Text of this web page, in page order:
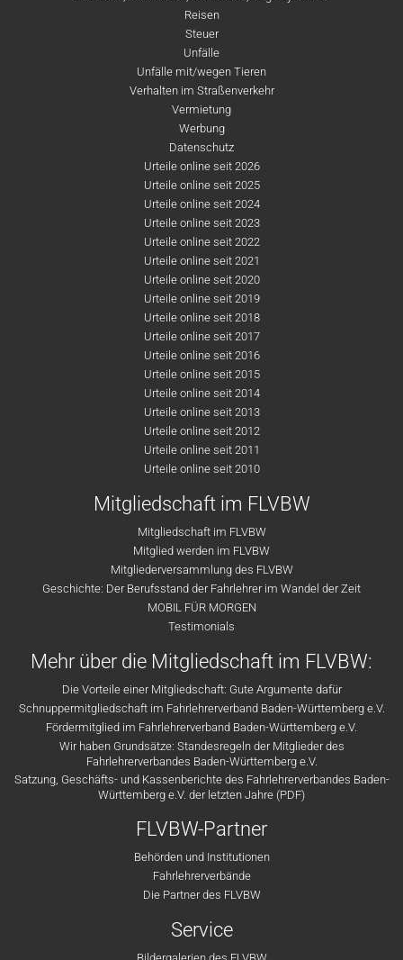
Reisen
Steuer
Unfälle
Unfälle mit/wegen Tieren
Verhalten im Straßenverkehr
Vermietung
Werbung
Datenschutz
Urteile online seit 2026
Urteile online seit 2025
Urteile online seit 2024
Urteile online seit 2023
Urteile online seit 2022
Urteile online seit 2021
Urteile online seit 2020
Urteile online seit 2019
Urteile online seit 2018
Urteile online seit 2017
Urteile online seit 2016
Urteile online seit 2015
Urteile online seit 2014
Urteile online seit 2013
Urteile online seit 2012
Urteile online seit 2011
Urteile online seit 2010
Mitgliedschaft im FLVBW
Mitgliedschaft im FLVBW
Mitglied werden im FLVBW
Mitgliederversammlung des FLVBW
Geschichte: Der Berufsstand der Fahrlehrer im Wandel der Zeit
MOBIL FÜR MORGEN
Testimonials
Mehr über die Mitgliedschaft im FLVBW:
Die Vorteile einer Mitgliedschaft: Gute Argumente dafür
Schnuppermitgliedschaft im Fahrlehrerverband Baden-Württemberg e.V.
Fördermitglied im Fahrlehrerverband Baden-Württemberg e.V.
Wir haben Grundsätze: Standesregeln der Mitglieder des
Fahrlehrerverbandes Baden-Württemberg e.V.
Satzung, Geschäfts- und Kassenberichte des Fahrlehrerverbandes Baden-
Württemberg e.V. der letzten Jahre (PDF)
FLVBW-Partner
Behörden und Institutionen
Fahrlehrerverbände
Die Partner des FLVBW
Service